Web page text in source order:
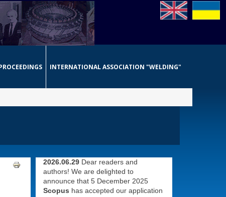
INTERNATIONAL ASSOCIATION "WELDING"
2026.06.29Dear readers and
authors! We are delighted to
announce that 5 December 2025
Scopus has accepted our application